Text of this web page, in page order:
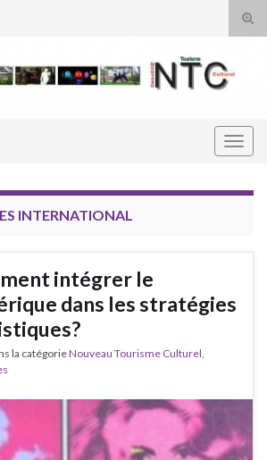
INTERNATIONAL
intégrer le
dans les stratégies
la catégorieNouveau Tourisme Culturel,